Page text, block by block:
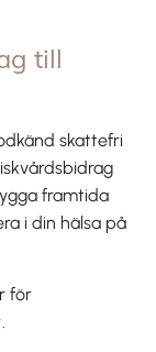
till
skattefri
framtida
i din hälsa på
för
.